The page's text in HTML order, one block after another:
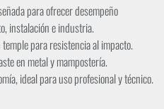
para ofrecer desempeño
instalación e industria.
para resistencia al impacto.
en metal y mampostería.
ideal para uso profesional y técnico.